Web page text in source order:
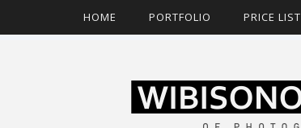
HOME PORTFOLIO PRICE LIST